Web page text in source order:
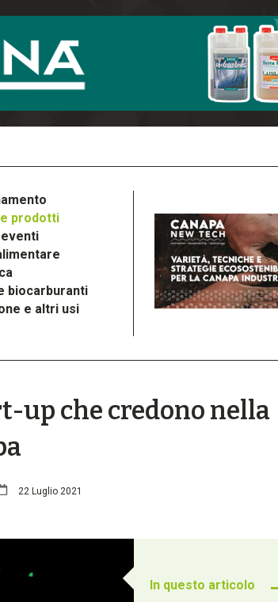
prodotti
biocarburanti
e altri usi
up che credono nella
22 Luglio 2021
In questo articolo